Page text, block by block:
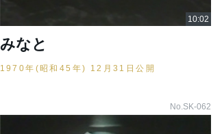
みなと
1970年(昭和45年) 12月31日公開
No.SK-062